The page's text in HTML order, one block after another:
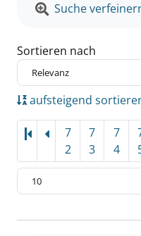
Suche
Sortieren nach
aufsteigend
7
2
7
3
7
4